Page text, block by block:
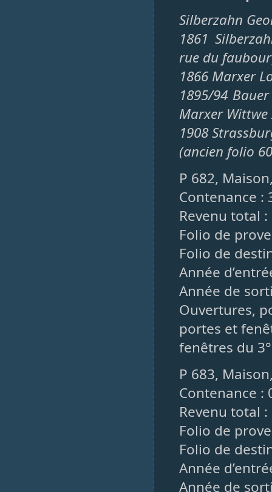
Silberzahn
1861
rue du
1866 Marxer
1895/94
Marxer Wittwe
1908
(ancien folio
P 682,
Contenance :
Revenu total
Folio de
Folio de
Année
Année de
Ouvertures,
portes et
fenêtres du
P 683,
Contenance :
Revenu total
Folio de
Folio de
Année
Année de